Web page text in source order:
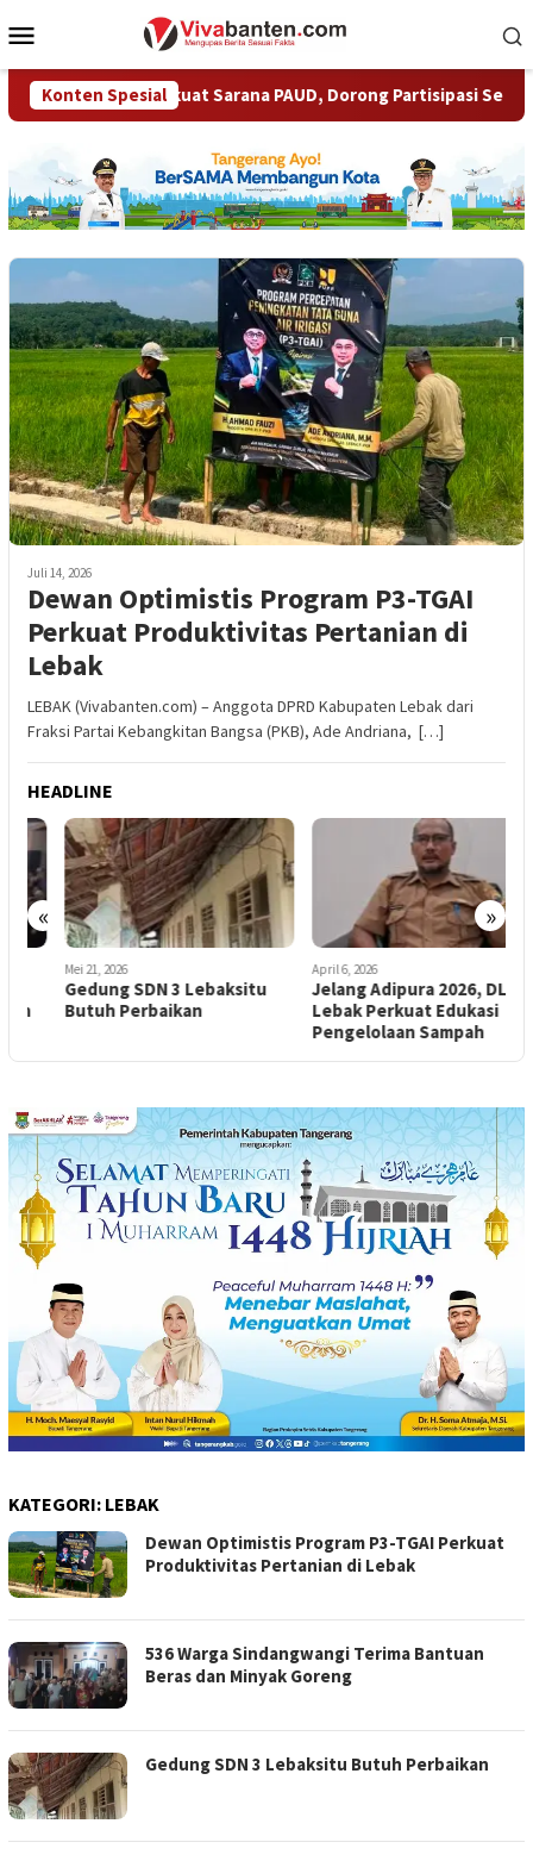
ke
Mobile
Konten Spesial
Perkuat Sarana PAUD, Dorong Partisipasi Sekolah
Juli 14, 2026
Dewan Optimistis Program P3-TGAI
Perkuat Produktivitas Pertanian di
Lebak
LEBAK (Vivabanten.com) – Anggota DPRD Kabupaten Lebak dari
Fraksi Partai Kebangkitan Bangsa (PKB), Ade Andriana, […]
HEADLINE
« »
Mei 21, 2026
Gedung SDN 3 Lebaksitu
Butuh Perbaikan
April 6, 2026
Jelang Adipura 2026, DLH
Lebak Perkuat Edukasi
Pengelolaan Sampah
KATEGORI: LEBAK
Dewan Optimistis Program P3-TGAI Perkuat
Produktivitas Pertanian di Lebak
536 Warga Sindangwangi Terima Bantuan
Beras dan Minyak Goreng
Gedung SDN 3 Lebaksitu Butuh Perbaikan